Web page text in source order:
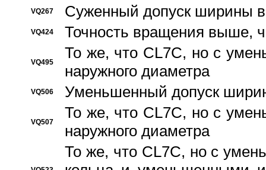
VQ267 Суженный допуск ширины
VQ424 Точность вращения выше,
VQ495
То же, что CL7C, но с
наружного диаметра
VQ506 Уменьшенный допуск
VQ507
То же, что CL7C, но с
наружного диаметра
То же, что CL7C, но с